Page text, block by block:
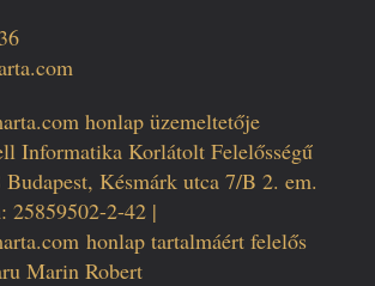
honlap üzemeltetője
Informatika Korlátolt Felelősségű
Budapest, Késmárk utca 7/B 2. em.
25859502-2-42 |
honlap tartalmáért felelős
Marin Robert